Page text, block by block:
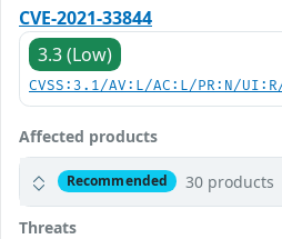
CVE-2021-33844
3.3 (Low)
CVSS:3.1/AV:L/AC:L/PR:N/
Affected products
Recommended 30 products
Threats